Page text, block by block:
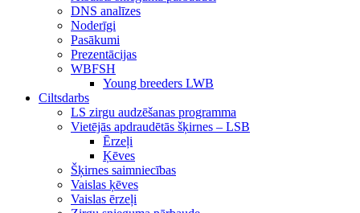
DNS analīzes
Noderīgi
Pasākumi
Prezentācijas
WBFSH
Young breeders LWB
Ciltsdarbs
LS zirgu audzēšanas programma
Vietējās apdraudētās šķirnes – LSB
Ērzeļi
Ķēves
Šķirnes saimniecības
Vaislas ķēves
Vaislas ērzeļi